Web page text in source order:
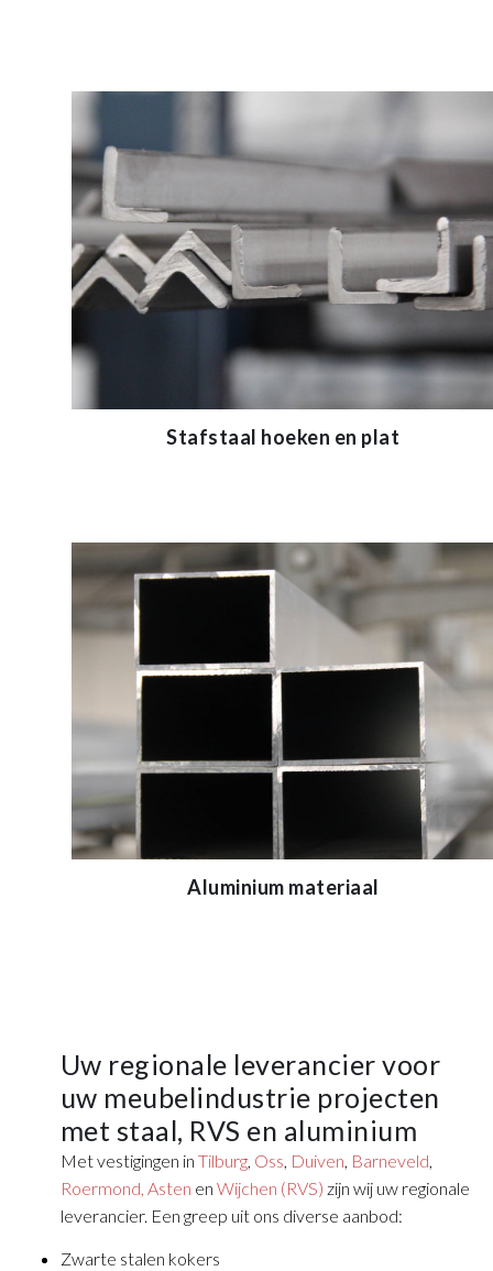
Stafstaal hoeken en plat
Aluminium materiaal
Uw regionale leverancier voor
uw meubelindustrie projecten
met staal, RVS en aluminium
Met vestigingen in Tilburg, Oss, Duiven, Barneveld,
Roermond, Asten en Wijchen (RVS) zijn wij uw regionale
leverancier. Een greep uit ons diverse aanbod:
Zwarte stalen kokers